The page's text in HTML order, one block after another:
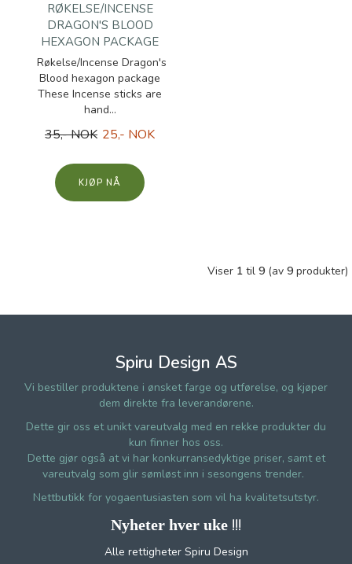
RØKELSE/INCENSE
DRAGON'S BLOOD
HEXAGON PACKAGE
Røkelse/Incense Dragon's
Blood hexagon package
These Incense sticks are
hand...
35,- NOK 25,- NOK
KJØP
Viser 1 til 9 (av 9 produkter)
Spiru Design AS
Vi bestiller produktene i ønsket farge og utførelse, og kjøper
dem direkte fra leverandørene.
Dette gir oss et unikt vareutvalg med en rekke produkter du
kun finner hos oss.
Dette gjør også at vi har konkurransedyktige priser, samt et
vareutvalg som glir sømløst inn i sesongens trender.
Nettbutikk for yogaentusiasten som vil ha kvalitetsutstyr.
Nyheter hver uke !!!
Alle rettigheter Spiru Design